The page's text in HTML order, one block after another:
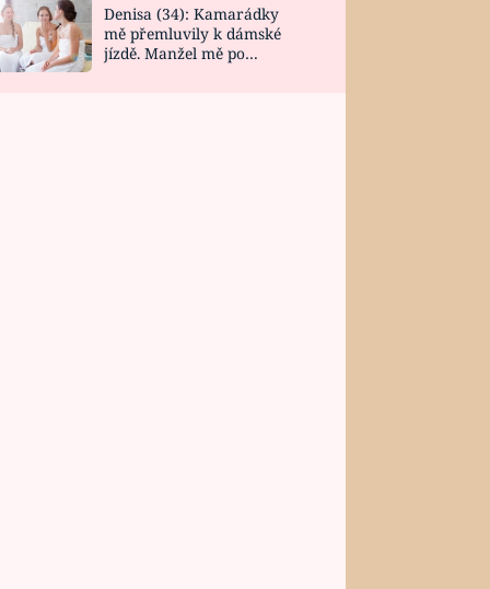
Denisa (34): Kamarádky
mě přemluvily k dámské
jízdě. Manžel mě po